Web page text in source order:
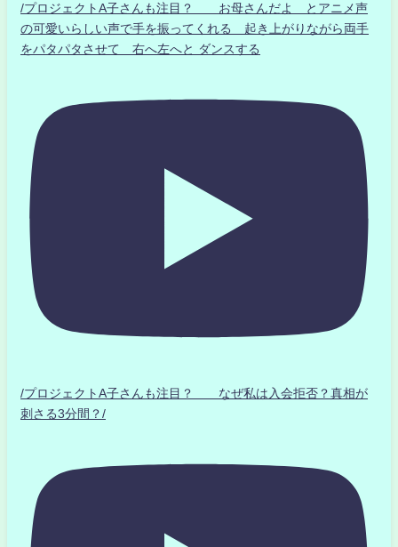
/プロジェクトA子さんも注目？ お母さんだよ とアニメ声
の可愛いらしい声で手を振ってくれる 起き上がりながら両手
をパタパタさせて 右へ左へと ダンスする
/プロジェクトA子さんも注目？ なぜ私は入会拒否？真相が
刺さる3分間？/